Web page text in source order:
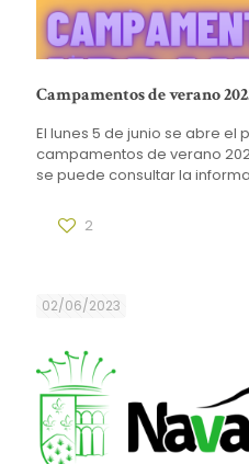
Campamentos de verano
El lunes 5 de junio se abre el
campamentos de verano
se puede consultar la
2
02/06/2023